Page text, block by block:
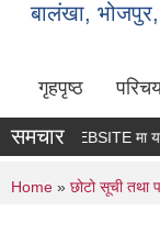
बालंखा,
गृहपृष्ठ
WEBSITE मा
समचार
You are
Home » छोटो सूची तथा